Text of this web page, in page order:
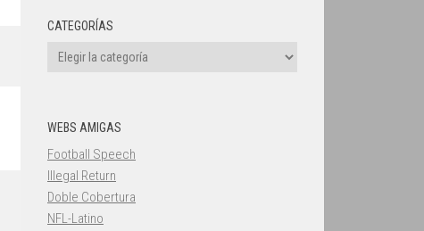
CATEGORÍAS
Categorías
WEBS AMIGAS
Football Speech
Illegal Return
Doble Cobertura
NFL-Latino